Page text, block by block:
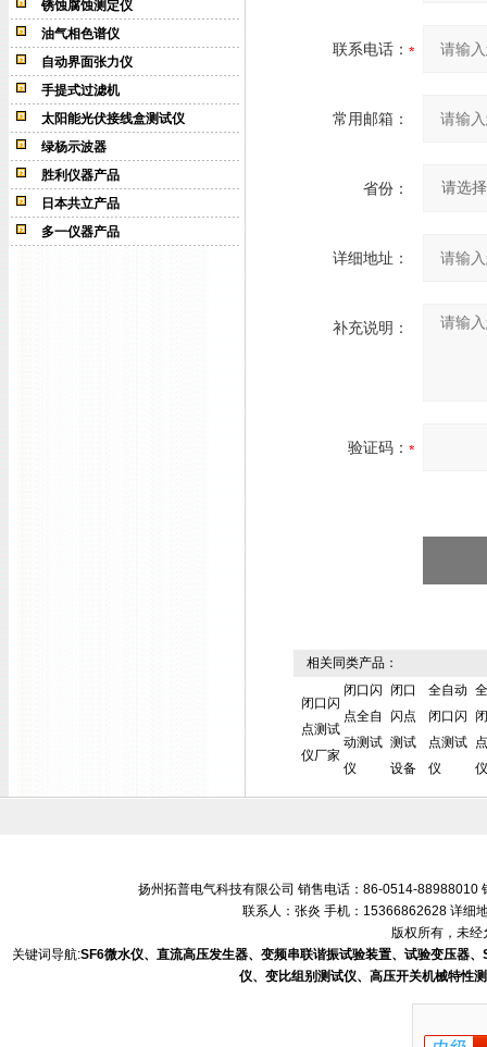
锈蚀腐蚀测定仪
油气相色谱仪
自动界面张力仪
手提式过滤机
太阳能光伏接线盒测试仪
绿杨示波器
胜利仪器产品
日本共立产品
多一仪器产品
联系电话：
常用邮箱：
省份：
详细地址：
补充说明：
验证码：
相关同类产品：
闭口闪
点测试
仪厂家
闭口闪
点全自
动测试
仪
闭口
闪点
测试
设备
全自动
闭口闪
点测试
仪
仪
扬州拓普电气科技有限公司 销售电话：86-0514-88988010
联系人：张炎 手机：15366862628 详细
版权所有，未
关键词导航:SF6微水仪、直流高压发生器、变频串联谐振试验装置、试验变压器
仪、变比组别测试仪、高压开关机械特性